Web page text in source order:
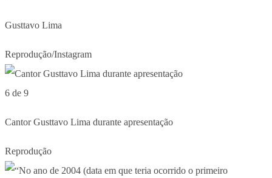
Gusttavo Lima
Reprodução/Instagram
6 de 9
Cantor Gusttavo Lima durante apresentação
Reprodução